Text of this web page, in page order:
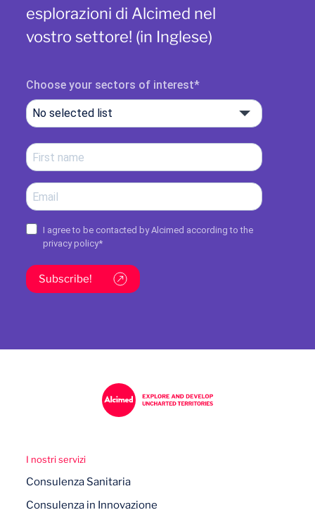
esplorazioni di Alcimed nel
vostro settore! (in Inglese)
Choose your sectors of interest
No selected list
I agree to be contacted by Alcimed according to the
privacy policy*
Subscribe!
I nostri servizi
Consulenza Sanitaria
Consulenza in Innovazione